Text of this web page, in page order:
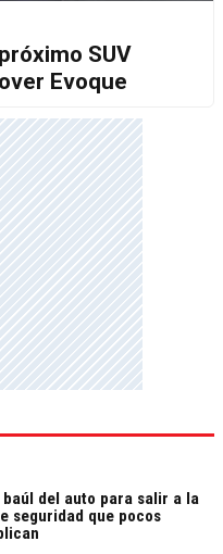
SUV
Evoque
del auto para salir a la
seguridad que pocos